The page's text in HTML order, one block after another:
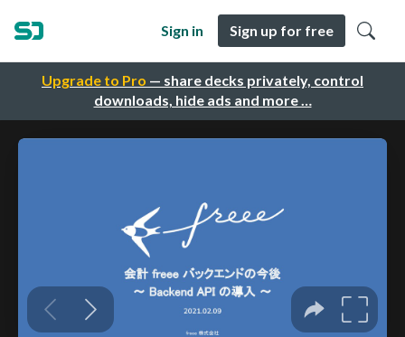
Upgrade to Pro — share decks privately, control
downloads, hide ads and more …
Sign in Sign up for free